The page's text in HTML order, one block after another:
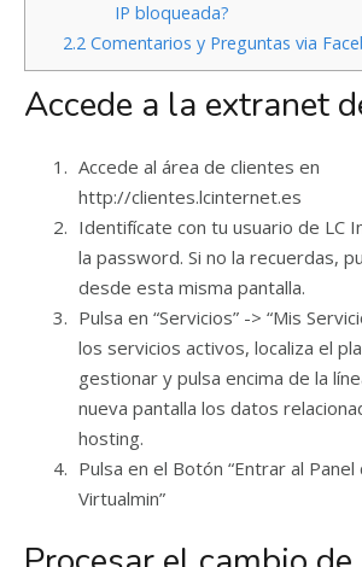
IP bloqueada?
2.2 Comentarios y Preguntas via
Accede a la extranet
Accede al área de clientes en
http://clientes.lcinternet.es
Identifícate con tu usuario de LC
la password. Si no la recuerdas,
desde esta misma pantalla.
Pulsa en “Servicios” -> “Mis
los servicios activos, localiza el
gestionar y pulsa encima de la
nueva pantalla los datos
hosting.
Pulsa en el Botón “Entrar al
Virtualmin”